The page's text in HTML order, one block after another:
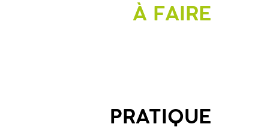
À FAIRE
PRATIQUE